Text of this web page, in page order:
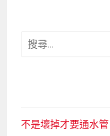
搜
不是壞掉才要通水